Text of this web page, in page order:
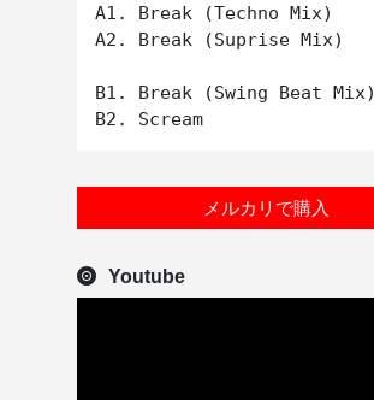
A1. Break (Techno Mix)
A2. Break (Suprise Mix)
B1. Break (Swing Beat Mix)
メルカリで購入
Youtube